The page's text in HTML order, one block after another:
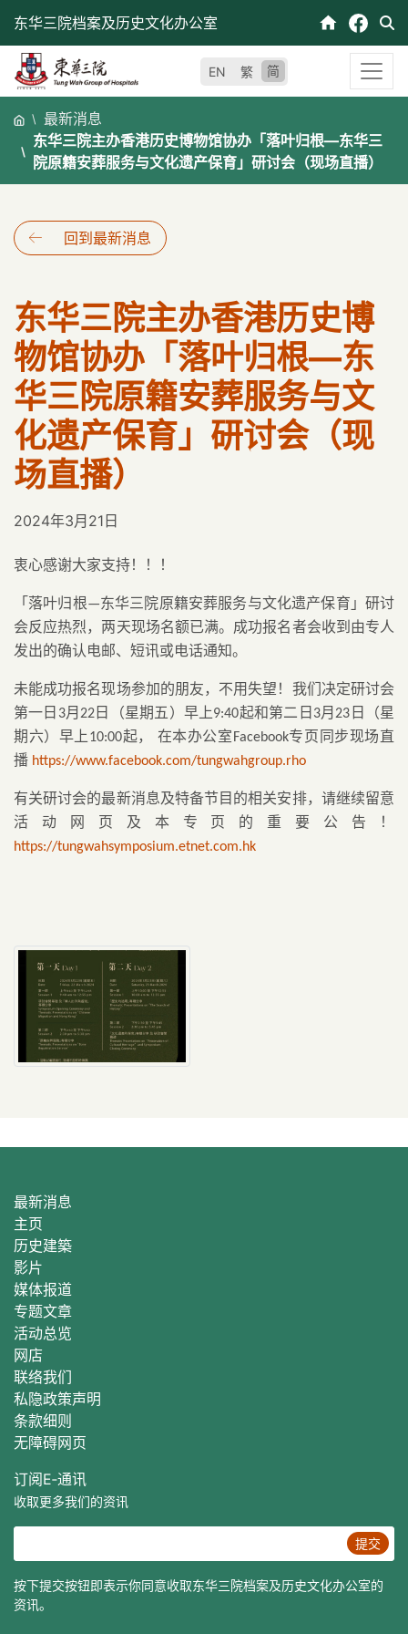
东华三院档案及历史文化办公室
EN 繁 简
最新消息
东华三院主办香港历史博物馆协办「落叶归根—东华三
院原籍安葬服务与文化遗产保育」研讨会（现场直播）
回到最新消息
东华三院主办香港历史博
物馆协办「落叶归根—东
华三院原籍安葬服务与文
化遗产保育」研讨会（现
场直播）
2024年3月21日
衷心感谢大家支持！！！
「落叶归根—东华三院原籍安葬服务与文化遗产保育」研讨
会反应热烈，两天现场名额已满。成功报名者会收到由专人
发出的确认电邮、短讯或电话通知。
未能成功报名现场参加的朋友，不用失望！我们决定研讨会
第一日 3月 22 日（星期五）早上9:40起和第二日 3月 23 日（星
期六）早上 10:00起， 在本办公室 Facebook专页同步现场直
播 https://www.facebook.com/tungwahgroup.rho
有关研讨会的最新消息及特备节目的相关安排，请继续留意
活动网页及本专页的重要公告！
https://tungwahsymposium.etnet.com.hk
最新消息
主页
历史建築
影片
媒体报道
专题文章
活动总览
网店
联络我们
私隐政策声明
条款细则
无障碍网页
订阅E‐通讯
收取更多我们的资讯
提交
按下提交按钮即表示你同意收取东华三院档案及历史文化办公室的
资讯。